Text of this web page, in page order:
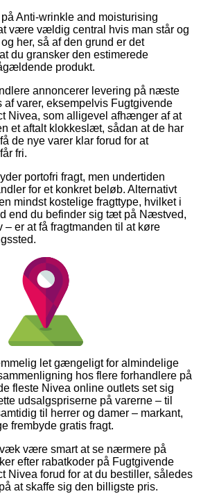
Anti-wrinkle and moisturising
være vældig central hvis man står og
her, så af den grund er det
du gransker den estimerede
produkt.
annoncerer levering på næste
af varer, eksempelvis Fugtgivende
Nivea, som alligevel afhænger af at
et aftalt klokkeslæt, sådan at de har
de nye varer klar forud for at
fri.
portofri fragt, men undertiden
for et konkret beløb. Alternativt
mindst kostelige fragttype, hvilket i
end du befinder sig tæt på Næstved,
er at få fragtmanden til at køre
let gængeligt for almindelige
hos flere forhandlere på
fleste Nivea online outlets set sig
udsalgspriserne på varerne – til
til herrer og damer – markant,
frembyde gratis fragt.
være smart at se nærmere på
efter rabatkoder på Fugtgivende
Nivea forud for at du bestiller, således
at skaffe sig den billigste pris.